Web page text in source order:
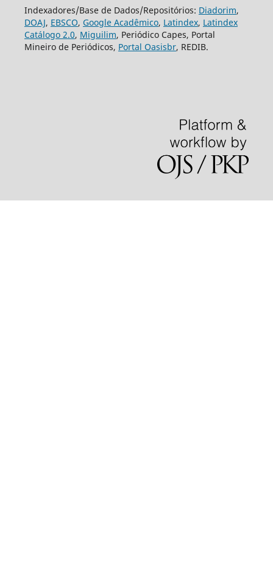
Indexadores/Base de Dados/Repositórios: Diadorim,
DOAJ, EBSCO, Google Acadêmico, Latindex, Latindex
Catálogo 2.0, Miguilim, Periódico Capes, Portal
Mineiro de Periódicos, Portal Oasisbr, REDIB.